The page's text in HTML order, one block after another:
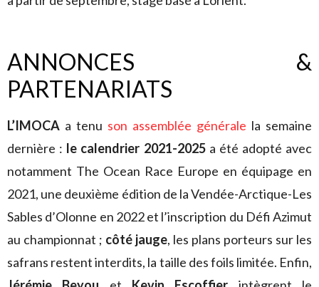
ANNONCES &
PARTENARIATS
L’IMOCA a tenu son assemblée générale la semaine
dernière : le calendrier 2021-2025a été adopté avec
notamment The Ocean Race Europe en équipage en
2021, une deuxième édition de la Vendée-Arctique-Les
Sables d’Olonne en 2022 et l’inscription du Défi Azimut
au championnat ; côté jauge, les plans porteurs sur les
safrans restent interdits, la taille des foils limitée. Enfin,